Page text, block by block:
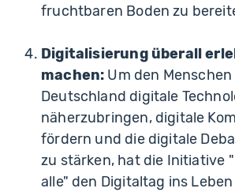
fruchtbaren Boden zu
Digitalisierung überall
machen: Um den Menschen
Deutschland digitale
näherzubringen, digitale
fördern und die digitale
zu stärken, hat die Initiative
alle" den Digitaltag ins